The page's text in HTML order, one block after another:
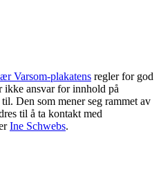
Varsom-plakatens regler for god
ikke ansvar for innhold på
Den som mener seg rammet av
til å ta kontakt med
Ine Schwebs.